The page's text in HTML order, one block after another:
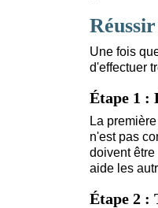
Une fois
d'effectuer
Étape 1 :
La
n'est pas
doivent
aide les
Étape 2 :